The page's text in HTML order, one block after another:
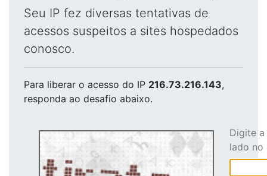
Seu IP fez diversas tentativas de
acessos suspeitos a sites hospedados
conosco.
Para liberar o acesso do IP 216.73.216.143,
responda ao desafio abaixo.
Digite
lado no